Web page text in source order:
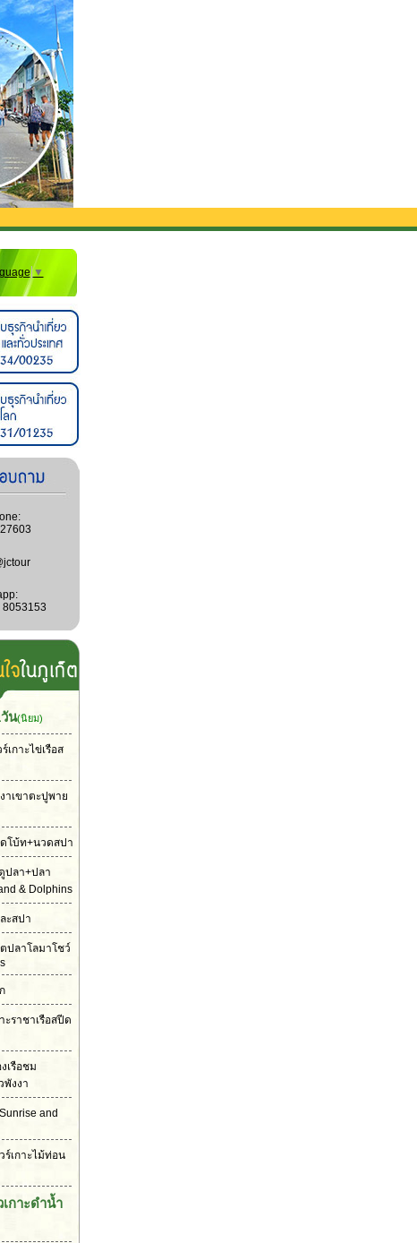
บส่งจากสนามบิน**
▼
8053153
น(นิยม)
เกาะไข่เรือส
าเขาตะปูพาย
ดโบ้ท+นวดสปา
ปลา+ปลา
& Dolphins
ะสปา
ตปลาโลมาโชว์
ะราชาเรือสปีด
เรือชม
พังงา
and
ร์เกาะไม้ท่อน
กาะดำน้ำ